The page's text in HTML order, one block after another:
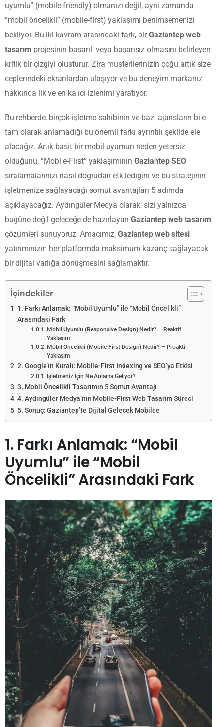
uyumlu” (mobile-friendly) olmanızı değil, aynı zamanda
“mobil öncelikli” (mobile-first) yaklaşımı benimsemenizi
bekliyor. Bu iki kavram arasındaki fark, birGaziantep web
tasarım projesinin başarılı veya başarısız olmasını belirleyen
kritik bir çizgiyi oluşturur. Zira müşterilerinizin çoğu artık size
ceplerindeki ekranlardan ulaşıyor ve bu deneyim markanız
hakkında ilk ve en kalıcı izlenimi yaratıyor.
Bu rehberde, birçok işletme sahibinin ve bazı ajansların bile
tam olarak anlamadığı bu önemli farkı ayrıntılı şekilde ele
alacağız. Artık basit bir mobil uyumun neden yetersiz
olduğunu, “Mobile-First” yaklaşımının Gaziantep SEO
sıralamalarınızı nasıl doğrudan etkilediğini ve bu stratejinin
işletmenize sağlayacağı somut avantajları 5 adımda
açıklayacağız. Aydıngüler Medya olarak, sizi yalnızca
bugüne değil geleceğe de hazırlayan Gaziantep web tasarım
çözümleri sunuyoruz. Amacımız, Gaziantep web sitesi
yatırımınızın her platformda maksimum kazanç sağlayacak
bir dijital varlığa dönüşmesini sağlamaktır.
İçindekiler
1. Farkı Anlamak: “Mobil Uyumlu” ile “Mobil Öncelikli”
Arasındaki Fark
Mobil Uyumlu (Responsive Design) Nedir? – Reaktif
Yaklaşım
Mobil Öncelikli (Mobile-First Design) Nedir? – Proaktif
Yaklaşım
2. Google’ın Kuralı: Mobile-First Indexing ve SEO’ya Etkisi
İşletmeniz İçin Ne Anlama Geliyor?
3. Mobil Öncelikli Tasarımın 5 Somut Avantajı
4. Aydıngüler Medya’nın Mobile-First Web Tasarım Süreci
5. Sonuç: Gaziantep’te Dijital Gelecek Mobilde
1. Farkı Anlamak: “Mobil
Uyumlu” ile “Mobil
Öncelikli” Arasındaki Fark